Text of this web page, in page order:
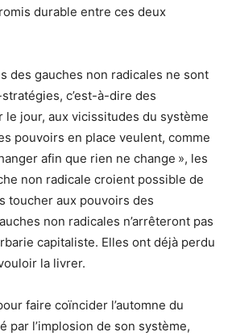
durable entre ces deux
des gauches non radicales ne sont
c’est-à-dire des
le jour, aux vicissitudes du système
pouvoirs en place veulent, comme
afin que rien ne change », les
non radicale croient possible de
toucher aux pouvoirs des
non radicales n’arrêteront pas
capitaliste. Elles ont déjà perdu
la livrer.
faire coïncider l’automne du
par l’implosion de son système,